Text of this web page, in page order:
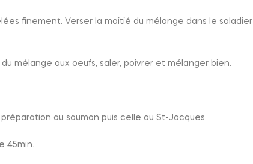
finement. Verser la moitié du mélange dans le saladier
mélange aux oeufs, saler, poivrer et mélanger bien.
au saumon puis celle au St-Jacques.
45min.